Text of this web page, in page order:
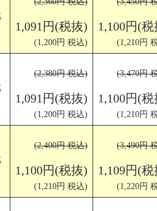
1,091円(税抜)
(1,200円 税込)
1,100円(
(1,210円
(2,380円 税込)
1,091円(税抜)
(1,200円 税込)
(3,470円
1,100円(
(1,210円
(2,400円 税込)
1,100円(税抜)
(1,210円 税込)
(3,490円
1,109円(
(1,220円